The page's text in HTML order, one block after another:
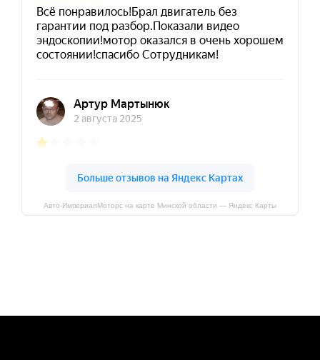
Авто-ИмпериалМоторс на карте Минской области — Яндекс Карты